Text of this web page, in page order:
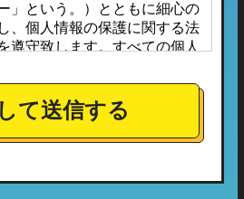
」という。）とともに細心の
、個人情報の保護に関する法
遵守致します。すべての個人
の同意なしに第三者へ開示ま
はありません。
ジーとの間においては、事前
する安全性を審査の上、個人
切な管理監督を行ってまいり
て送信する